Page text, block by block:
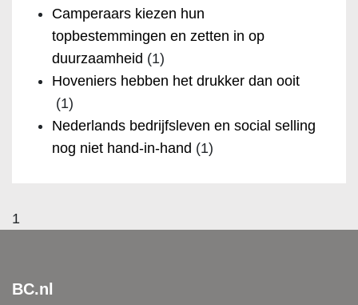
Camperaars kiezen hun
topbestemmingen en zetten in op
duurzaamheid (1)
Hoveniers hebben het drukker dan ooit
(1)
Nederlands bedrijfsleven en social selling
nog niet hand-in-hand (1)
1
BC.nl